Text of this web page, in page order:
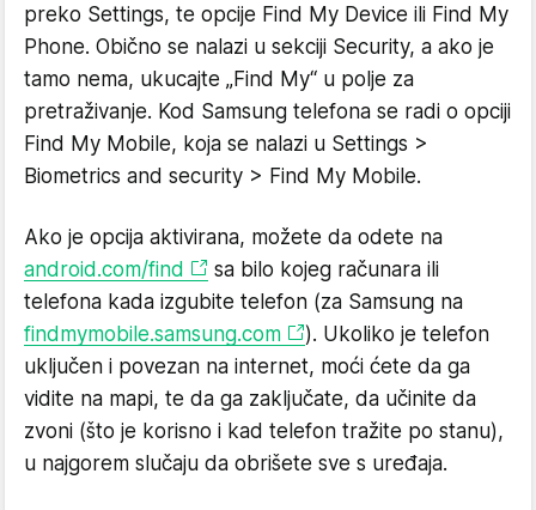
preko Settings, te opcije Find My Device ili Find My
Phone. Obično se nalazi u sekciji Security, a ako je
tamo nema, ukucajte „Find My“ u polje za
pretraživanje. Kod Samsung telefona se radi o opciji
Find My Mobile, koja se nalazi u Settings >
Biometrics and security > Find My Mobile.
Ako je opcija aktivirana, možete da odete na
android.com/find
sa bilo kojeg računara ili
telefona kada izgubite telefon (za Samsung na
findmymobile.samsung.com
). Ukoliko je telefon
uključen i povezan na internet, moći ćete da ga
vidite na mapi, te da ga zaključate, da učinite da
zvoni (što je korisno i kad telefon tražite po stanu),
u najgorem slučaju da obrišete sve s uređaja.